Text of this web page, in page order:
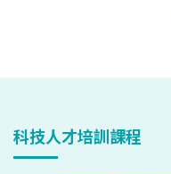
科技人才培訓課程